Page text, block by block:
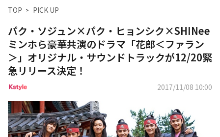
TOP PICK UP
パク・ソジュン×パク・ヒョンシク×SHINee
ミンホら豪華共演のドラマ「花郎＜ファラン
＞」オリジナル・サウンドトラックが12/20緊
急リリース決定！
2017/11/08 10:00